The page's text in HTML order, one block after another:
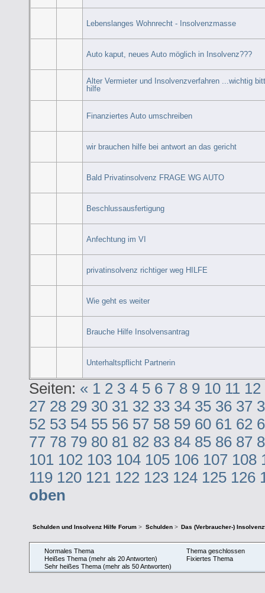
Lebenslanges Wohnrecht - Insolvenzmasse
Auto kaput, neues Auto möglich in Insolvenz???
Alter Vermieter und Insolvenzverfahren ...wichtig
hilfe
Finanziertes Auto umschreiben
wir brauchen hilfe bei antwort an das gericht
Bald Privatinsolvenz FRAGE WG AUTO
Beschlussausfertigung
Anfechtung im VI
privatinsolvenz richtiger weg HILFE
Wie geht es weiter
Brauche Hilfe Insolvensantrag
Unterhaltspflicht Partnerin
Seiten: « 1 2 3 4 5 6 7 8 9 10 11 12
27 28 29 30 31 32 33 34 35 36 37
52 53 54 55 56 57 58 59 60 61 62
77 78 79 80 81 82 83 84 85 86 87
101 102 103 104 105 106 107 108
119 120 121 122 123 124 125 126
oben
Schulden und Insolvenz Hilfe Forum > Schulden> Das (Verbraucher-)
Normales Thema
Heißes Thema (mehr als 20 Antworten)
Sehr heißes Thema (mehr als 50 Antworten)
Thema geschlossen
Fixiertes Thema